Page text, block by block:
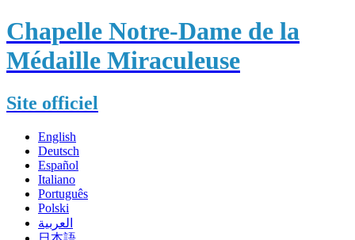
Chapelle Notre-Dame de la
Médaille Miraculeuse
Site officiel
English
Deutsch
Español
Italiano
Português
Polski
العربية